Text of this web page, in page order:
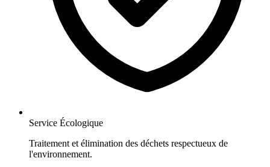
Service Écologique
Traitement et élimination des déchets respectueux de
l'environnement.